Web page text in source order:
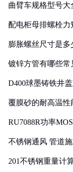
曲臂车规格型号大
配电柜母排螺栓
膨胀螺丝尺寸是多
镀锌方管有哪些常
D400球墨铸铁井
覆膜砂的耐高温性
RU7088R功率
不锈钢通风 管道
201不锈钢重量计